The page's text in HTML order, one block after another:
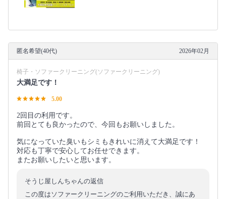
匿名希望(40代) 2026年02月
椅子・ソファークリーニング(ソファークリーニング)
大満足です！
5.00
2回目の利用です。
前回とても良かったので、今回もお願いしました。
気になっていた臭いもシミもきれいに消えて大満足です！
対応も丁寧で安心してお任せできます。
またお願いしたいと思います。
そうじ屋しんちゃんの返信
この度はソファークリーニングのご利用いただき、誠にあ